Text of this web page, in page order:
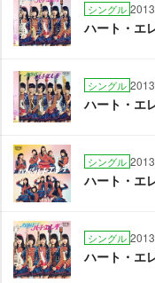
シングル
ハート・エ
シングル
ハート・エ
シングル
ハート・エ
シングル
ハート・エ